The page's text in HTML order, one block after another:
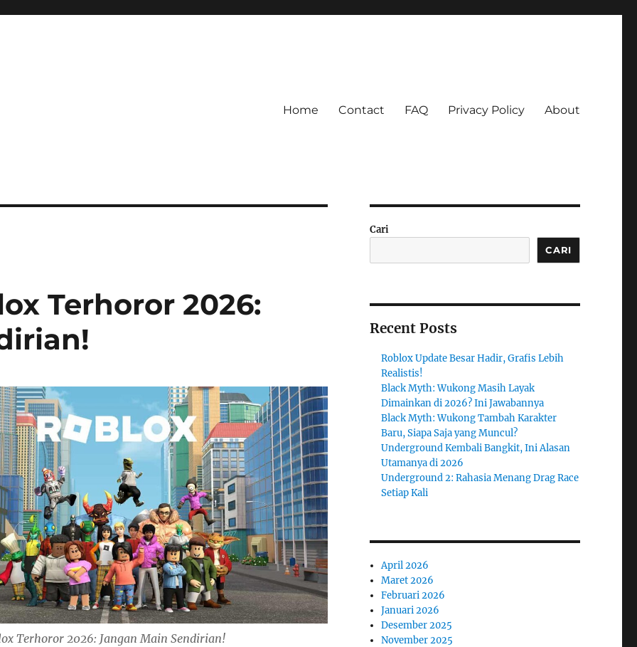
Home Contact FAQ Privacy Policy About
Terhoror 2026:
Terhoror 2026: Jangan Main Sendirian!
Cari
CARI
Recent Posts
Roblox Update Besar Hadir, Grafis Lebih
Realistis!
Black Myth: Wukong Masih Layak
Dimainkan di 2026? Ini Jawabannya
Black Myth: Wukong Tambah Karakter
Baru, Siapa Saja yang Muncul?
Underground Kembali Bangkit, Ini Alasan
Utamanya di 2026
Underground 2: Rahasia Menang Drag Race
Setiap Kali
April 2026
Maret 2026
Februari 2026
Januari 2026
Desember 2025
November 2025